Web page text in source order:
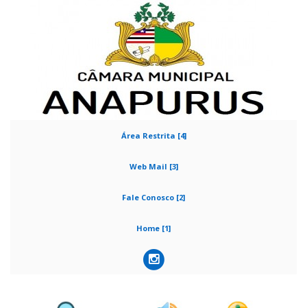
Área Restrita [4]
Web Mail [3]
Fale Conosco [2]
Home [1]